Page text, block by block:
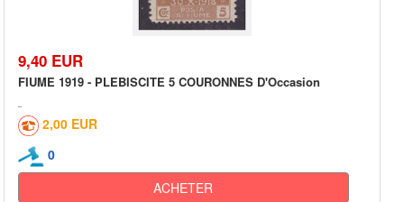
9,40 EUR
FIUME 1919 - PLEBISCITE 5 COURONNES D'Occasion
2,00 EUR
0
ACHETER